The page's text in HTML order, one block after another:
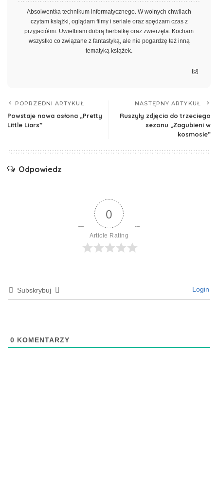
Absolwentka technikum informatycznego. W wolnych chwilach
czytam książki, oglądam filmy i seriale oraz spędzam czas z
przyjaciółmi. Uwielbiam dobrą herbatkę oraz zwierzęta. Kocham
wszystko co związane z fantastyką, ale nie pogardzę też inną
tematyką książek.
POPRZEDNI ARTYKUŁ
Powstaje nowa osłona „Pretty
Little Liars”
NASTĘPNY ARTYKUŁ
Ruszyły zdjęcia do trzeciego
sezonu „Zagubieni w
kosmosie”
Odpowiedz
0
Article Rating
Subskrybuj Login
0 KOMENTARZY